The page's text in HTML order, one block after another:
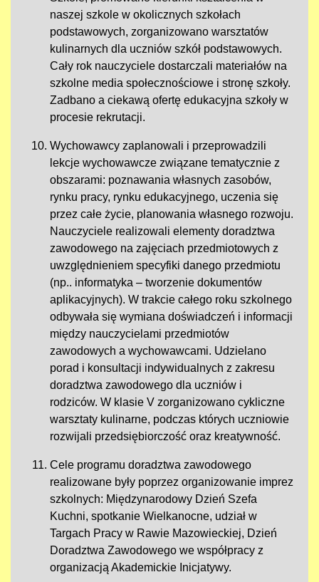
naszej szkole w okolicznych szkołach
podstawowych, zorganizowano warsztatów
kulinarnych dla uczniów szkół podstawowych.
Cały rok nauczyciele dostarczali materiałów na
szkolne media społecznościowe i stronę szkoły.
Zadbano a ciekawą ofertę edukacyjna szkoły w
procesie rekrutacji.
Wychowawcy zaplanowali i przeprowadzili
lekcje wychowawcze związane tematycznie z
obszarami: poznawania własnych zasobów,
rynku pracy, rynku edukacyjnego, uczenia się
przez całe życie, planowania własnego rozwoju.
Nauczyciele realizowali elementy doradztwa
zawodowego na zajęciach przedmiotowych z
uwzględnieniem specyfiki danego przedmiotu
(np.. informatyka – tworzenie dokumentów
aplikacyjnych). W trakcie całego roku szkolnego
odbywała się wymiana doświadczeń i informacji
między nauczycielami przedmiotów
zawodowych a wychowawcami. Udzielano
porad i konsultacji indywidualnych z zakresu
doradztwa zawodowego dla uczniów i
rodziców. W klasie V zorganizowano cykliczne
warsztaty kulinarne, podczas których uczniowie
rozwijali przedsiębiorczość oraz kreatywność.
Cele programu doradztwa zawodowego
realizowane były poprzez organizowanie imprez
szkolnych: Międzynarodowy Dzień Szefa
Kuchni, spotkanie Wielkanocne, udział w
Targach Pracy w Rawie Mazowieckiej, Dzień
Doradztwa Zawodowego we współpracy z
organizacją Akademickie Inicjatywy.